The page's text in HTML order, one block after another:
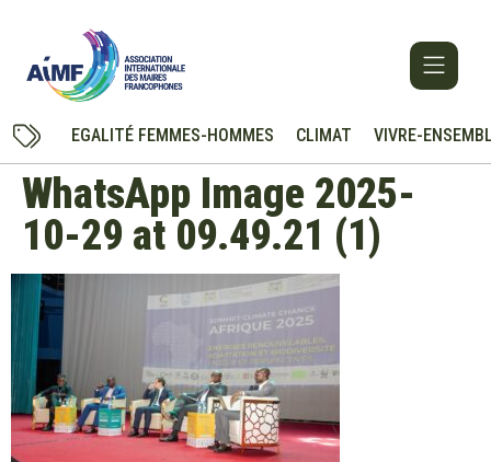
EGALITÉ FEMMES-HOMMES CLIMAT VIVRE-
WhatsApp Image 2025-
10-29 at 09.49.21 (1)